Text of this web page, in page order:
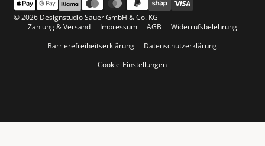
© 2026 Designstudio Sauer GmbH & Co. KG
Zahlung & Versand
Impressum AGB
Widerrufsbelehrung
Barrierefreiheitserklärung
Datenschutzerklärung
Cookie-Einstellungen